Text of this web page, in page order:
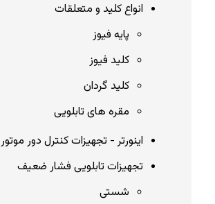
انواع کلید و متعلقات
پایه فیوز
کلید فیوز
کلید گردان
مقره های تابلویی
اینورتر - تجهیزات کنترل دور موتور
تجهیزات تابلویی فشار ضعیف
شستی